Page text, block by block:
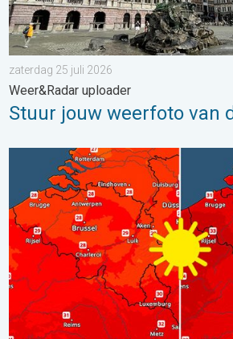
zaterdag 25 juli 2026
Weer&Radar uploader
Stuur jouw weerfoto van
Volop zon en zomerse warmte.